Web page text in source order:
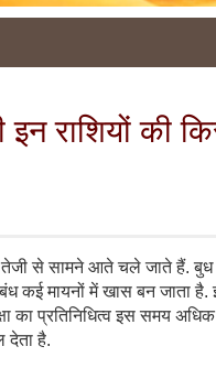
राशियों की
तेजी से सामने आते चले जाते हैं.
कई मायनों में खास बन जाता
का प्रतिनिधित्व इस समय
है.